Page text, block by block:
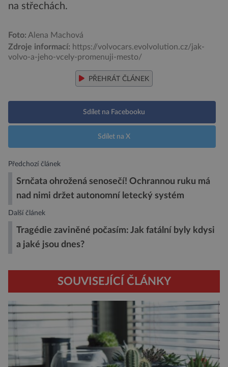
na střechách.
Foto: Alena Machová
Zdroje informací: https://volvocars.evolvolution.cz/jak-
volvo-a-jeho-vcely-promenuji-mesto/
PŘEHRÁT ČLÁNEK
Sdílet na Facebooku
Sdílet na X
Předchozí článek
Srnčata ohrožená senosečí! Ochrannou ruku má
nad nimi držet autonomní letecký systém
Další článek
Tragédie zaviněné počasím: Jak fatální byly kdysi
a jaké jsou dnes?
SOUVISEJÍCÍ ČLÁNKY